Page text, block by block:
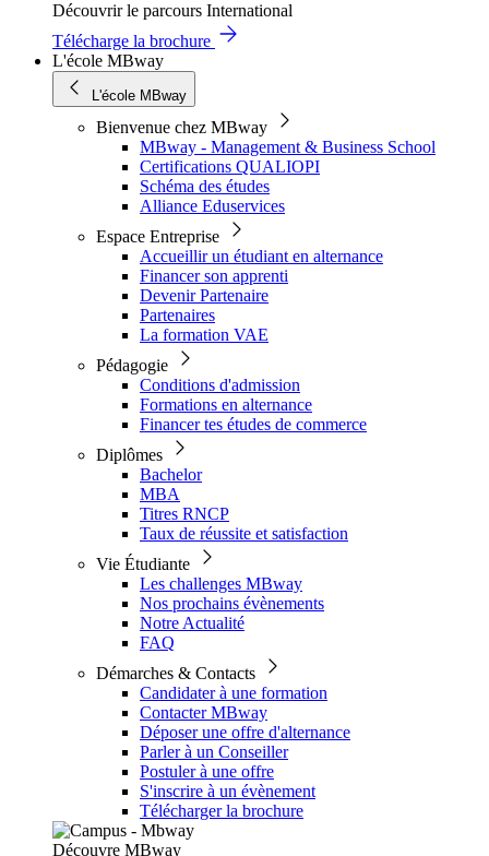
Découvrir le parcours International
Télécharge la brochure
L'école MBway
L'école MBway
Bienvenue chez MBway
MBway - Management & Business School
Certifications QUALIOPI
Schéma des études
Alliance Eduservices
Espace Entreprise
Accueillir un étudiant en alternance
Financer son apprenti
Devenir Partenaire
Partenaires
La formation VAE
Pédagogie
Conditions d'admission
Formations en alternance
Financer tes études de commerce
Diplômes
Bachelor
MBA
Titres RNCP
Taux de réussite et satisfaction
Vie Étudiante
Les challenges MBway
Nos prochains évènements
Notre Actualité
FAQ
Démarches & Contacts
Candidater à une formation
Contacter MBway
Déposer une offre d'alternance
Parler à un Conseiller
Postuler à une offre
S'inscrire à un évènement
Télécharger la brochure
Découvre MBway